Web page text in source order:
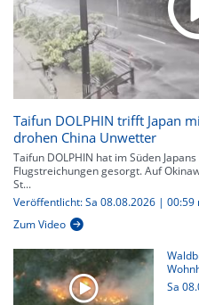
Taifun DOLPHIN trifft Japan
drohen China Unwetter
Taifun DOLPHIN hat im Süden
Flugstreichungen gesorgt. Auf
St...
Veröffentlicht: Sa 08.08.2026 | 00:59
Zum Video
Sa